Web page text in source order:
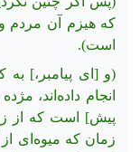
که هیزم آن مردم
است).
(و [ای پیامبر،] به
انجام داده‌اند،
پیش] است که از
زمان که میوه‌ای از